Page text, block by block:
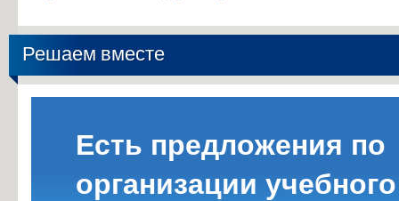
Решаем вместе
Есть предложения по
организации учебного